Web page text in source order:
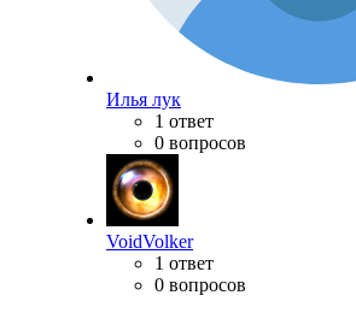
Илья лук
1 ответ
0 вопросов
VoidVolker
1 ответ
0 вопросов